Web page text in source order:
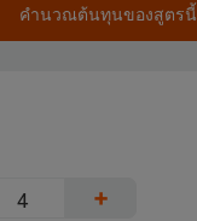
คำนวณต้นทุนของสูตรนี้
+